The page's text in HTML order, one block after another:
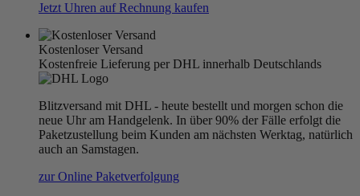
Jetzt Uhren auf Rechnung kaufen
Kostenloser Versand
Kostenfreie Lieferung per DHL innerhalb Deutschlands
Blitzversand mit DHL - heute bestellt und morgen schon die
neue Uhr am Handgelenk. In über 90% der Fälle erfolgt die
Paketzustellung beim Kunden am nächsten Werktag, natürlich
auch an Samstagen.
zur Online Paketverfolgung